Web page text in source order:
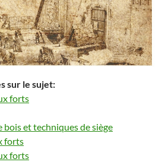
sur le sujet:
forts
et techniques de siège
forts
forts